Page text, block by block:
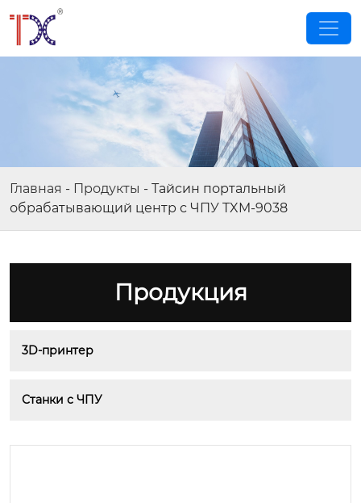
Главная - Продукты - Тайсин портальный
обрабатывающий центр с ЧПУ TXM-9038
Продукция
3D-принтер
Станки с ЧПУ